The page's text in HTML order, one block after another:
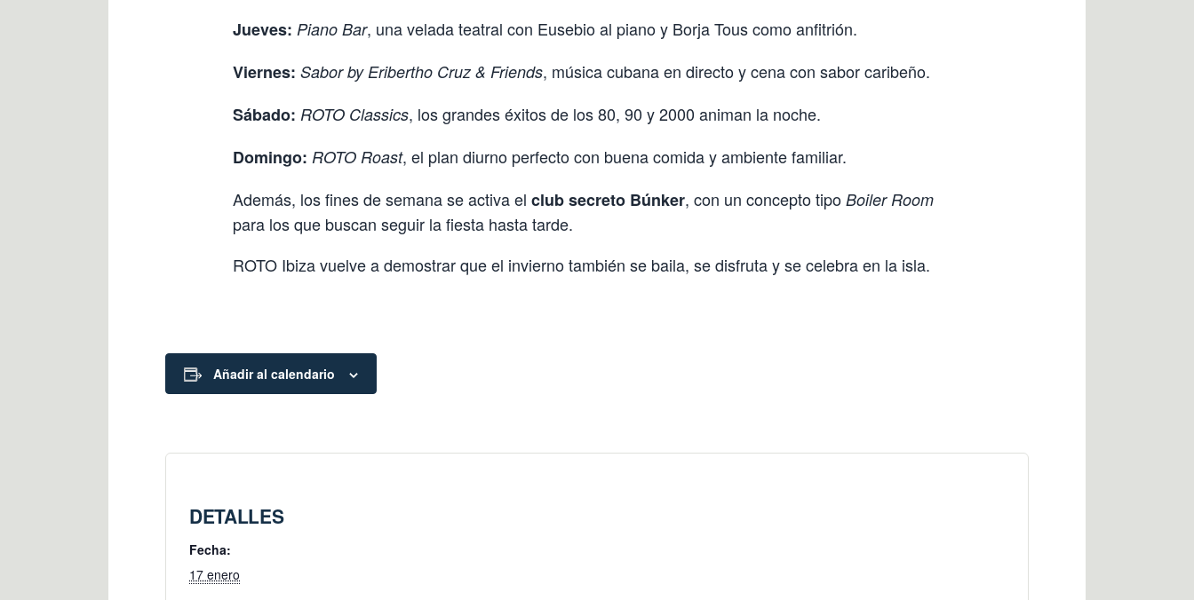
Jueves: Piano Bar, una velada teatral con Eusebio al piano y Borja Tous como anfitrión.
Viernes: Sabor by Eribertho Cruz & Friends, música cubana en directo y cena con sabor caribeño.
Sábado: ROTO Classics, los grandes éxitos de los 80, 90 y 2000 animan la noche.
Domingo: ROTO Roast, el plan diurno perfecto con buena comida y ambiente familiar.
Además, los fines de semana se activa el club secreto Búnker, con un concepto tipo Boiler Room
para los que buscan seguir la fiesta hasta tarde.
ROTO Ibiza vuelve a demostrar que el invierno también se baila, se disfruta y se celebra en la isla.
Añadir al calendario
DETALLES
Fecha:
17 enero